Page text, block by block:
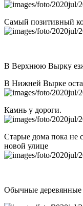
Самый позитивный
В Верхнюю Вырку
В Нижней Вырке
Камнь у дороги.
Старые дома пока не
новой улице
Обычные